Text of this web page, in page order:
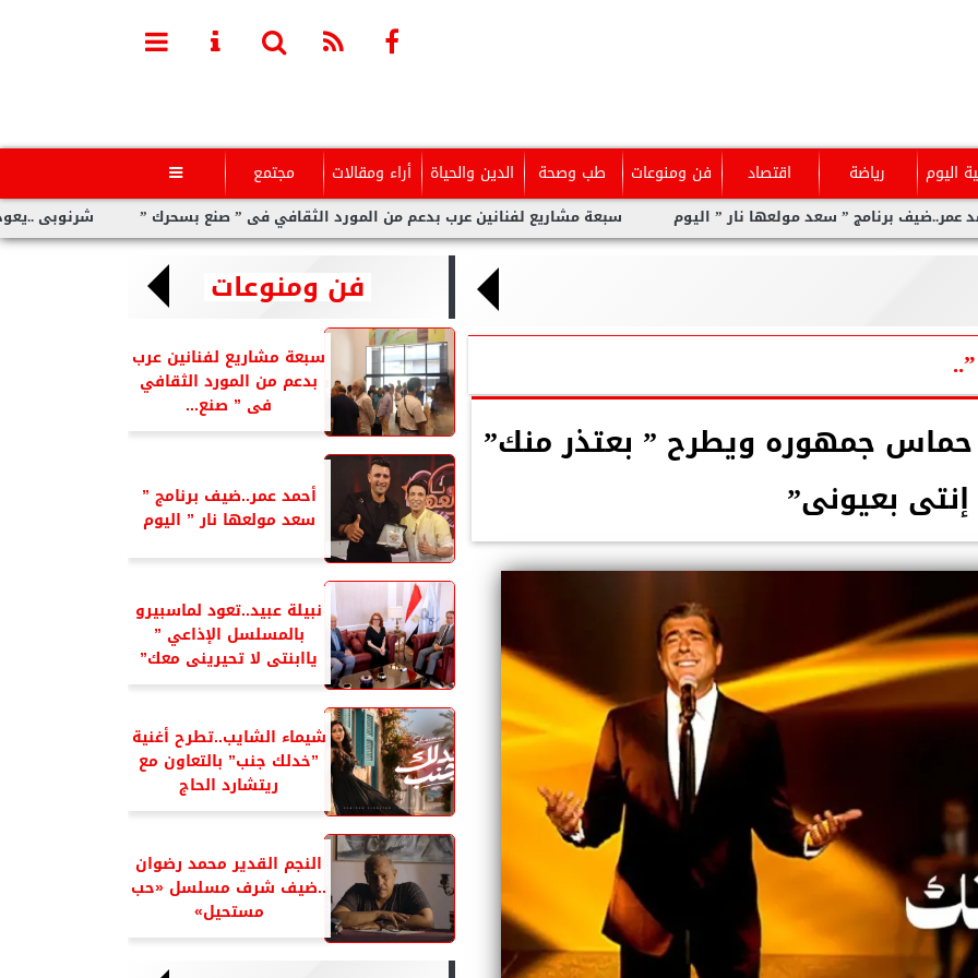
اليوم رياضة اقتصاد فن ومنوعات طب وصحة الدين والحياة أراء ومقالات مجتمع 
شرنوبى ..يعود لإبهار سبعة مشاريع لفنانين عرب بدعم من المورد الثقافي فى ” صنع بسحرك ” ” سعد مولعها نار ” اليوم
حماس جمهوره ويطرح ” بعتذر منك”
بعيونى”
فن ومنوعات
سبعة مشاريع لفنانين عرب
بدعم من المورد الثقافي
فى ” صنع...
أحمد عمر..ضيف برنامج ”
سعد مولعها نار ” اليوم
نبيلة عبيد..تعود لماسبيرو
بالمسلسل الإذاعي ”
ياابنتى لا تحيرينى معك”
شيماء الشايب..تطرح أغنية
”خدلك جنب” بالتعاون مع
ريتشارد الحاج
النجم القدير محمد رضوان
..ضيف شرف مسلسل «حب
مستحيل»